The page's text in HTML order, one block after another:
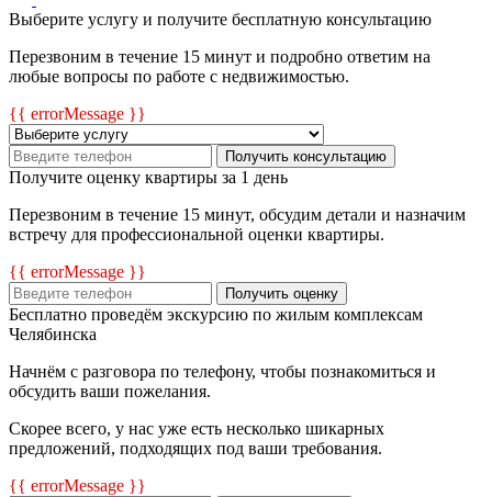
Выберите услугу и получите бесплатную консультацию
Перезвоним в течение 15 минут и подробно ответим на
любые вопросы по работе с недвижимостью.
{{ errorMessage }}
Получить консультацию
Получите оценку квартиры за 1 день
Перезвоним в течение 15 минут, обсудим детали и назначим
встречу для профессиональной оценки квартиры.
{{ errorMessage }}
Получить оценку
Бесплатно проведём экскурсию по жилым комплексам
Челябинска
Начнём с разговора по телефону, чтобы познакомиться и
обсудить ваши пожелания.
Скорее всего, у нас уже есть несколько шикарных
предложений, подходящих под ваши требования.
{{ errorMessage }}